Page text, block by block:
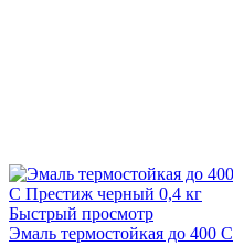
Быстрый просмотр
Эмаль термостойкая до 400 С